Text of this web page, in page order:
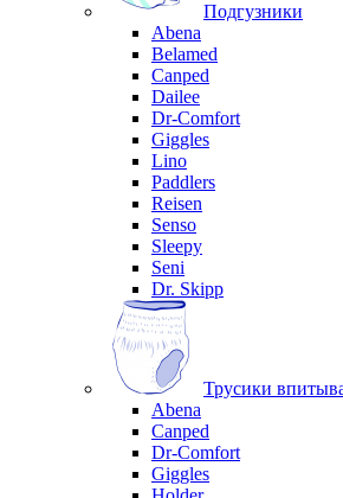
Подгузники
Abena
Belamed
Canped
Dailee
Dr-Comfort
Giggles
Lino
Paddlers
Reisen
Senso
Sleepy
Seni
Dr. Skipp
Трусики
Abena
Canped
Dr-Comfort
Giggles